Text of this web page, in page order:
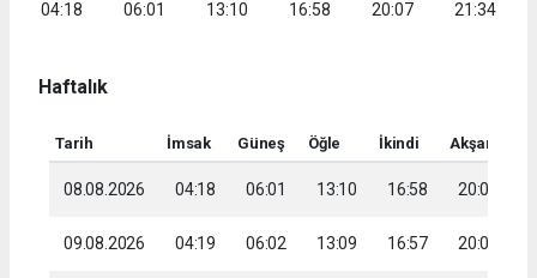
04:18
06:01
13:10
16:58
20:07
21:34
Haftalık
Tarih İmsak Güneş Öğle İkindi Akşam
08.08.2026 04:18 06:01 13:10 16:58 20:07
09.08.2026 04:19 06:02 13:09 16:57 20:06